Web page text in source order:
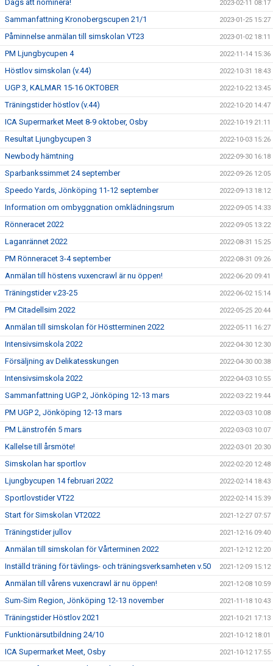
Dags att nominera! 2023-02-11 08:17
Sammanfattning Kronobergscupen 21/1 2023-01-25 15:27
Påminnelse anmälan till simskolan VT23 2023-01-02 18:11
PM Ljungbycupen 4 2022-11-14 15:36
Höstlov simskolan (v.44) 2022-10-31 18:43
UGP 3, KALMAR 15-16 OKTOBER 2022-10-22 13:45
Träningstider höstlov (v.44) 2022-10-20 14:47
ICA Supermarket Meet 8-9 oktober, Osby 2022-10-19 21:11
Resultat Ljungbycupen 3 2022-10-03 15:26
Newbody hämtning 2022-09-30 16:18
Sparbankssimmet 24 september 2022-09-26 12:05
Speedo Yards, Jönköping 11-12 september 2022-09-13 18:12
Information om ombyggnation omklädningsrum 2022-09-05 14:33
Rönneracet 2022 2022-09-05 13:22
Laganrännet 2022 2022-08-31 15:25
PM Rönneracet 3-4 september 2022-08-31 09:26
Anmälan till höstens vuxencrawl är nu öppen! 2022-06-20 09:41
Träningstider v.23-25 2022-06-02 15:14
PM Citadellsim 2022 2022-05-25 20:44
Anmälan till simskolan för Höstterminen 2022 2022-05-11 16:27
Intensivsimskola 2022 2022-04-30 12:30
Försäljning av Delikatesskungen 2022-04-30 00:38
Intensivsimskola 2022 2022-04-03 10:55
Sammanfattning UGP 2, Jönköping 12-13 mars 2022-03-22 19:44
PM UGP 2, Jönköping 12-13 mars 2022-03-03 10:08
PM Länstrofén 5 mars 2022-03-03 10:07
Kallelse till årsmöte! 2022-03-01 20:30
Simskolan har sportlov 2022-02-20 12:48
Ljungbycupen 14 februari 2022 2022-02-14 18:43
Sportlovstider VT22 2022-02-14 15:39
Start för Simskolan VT2022 2021-12-27 07:57
Träningstider jullov 2021-12-16 09:40
Anmälan till simskolan för Vårterminen 2022 2021-12-12 12:20
Inställd träning för tävlings- och träningsverksamheten v.50 2021-12-09 15:12
Anmälan till vårens vuxencrawl är nu öppen! 2021-12-08 10:59
Sum-Sim Region, Jönköping 12-13 november 2021-11-18 10:43
Träningstider Höstlov 2021 2021-10-21 17:13
Funktionärsutbildning 24/10 2021-10-12 18:01
ICA Supermarket Meet, Osby 2021-10-12 17:55